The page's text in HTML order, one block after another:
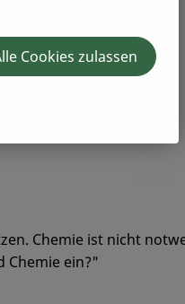
Chemie ist nicht
Chemie ein?"
Cookies zulassen